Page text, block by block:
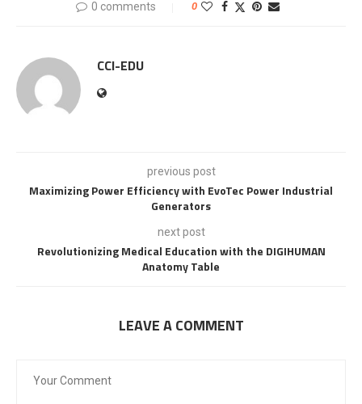
0 comments 0
CCI-EDU
previous post
Maximizing Power Efficiency with EvoTec Power Industrial
Generators
next post
Revolutionizing Medical Education with the DIGIHUMAN
Anatomy Table
LEAVE A COMMENT